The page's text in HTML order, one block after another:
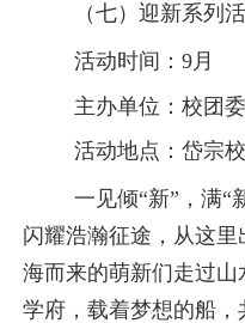
（七）迎新系列
活动时间： 9月
主办单位：校团委
活动地点：岱宗
一见倾“新”，满“
闪耀浩瀚征途，从这里
海而来的萌新们走过
学府，载着梦想的船